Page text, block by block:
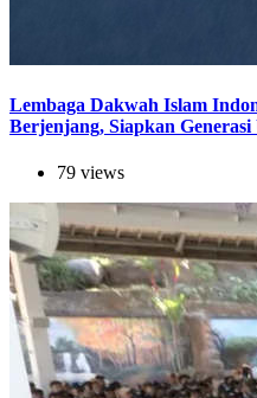
Lembaga Dakwah Islam
Berjenjang, Siapkan
79 views